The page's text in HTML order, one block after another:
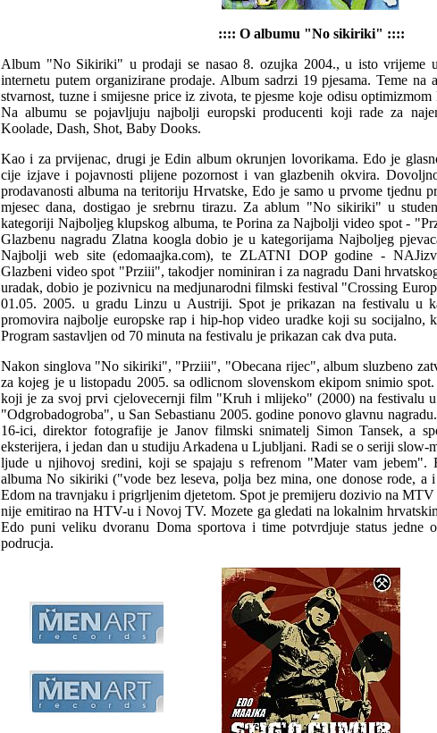
:::: O albumu "No sikiriki" ::::
Album "No Sikiriki" u prodaji se nasao 8. ozujka 2004., u isto vrijeme
internetu putem organizirane prodaje. Album sadrzi 19 pjesama. Teme na
stvarnost, tuzne i smijesne price iz zivota, te pjesme koje odisu
Na albumu se pojavljuju najbolji europski producenti koji rade za
Koolade, Dash, Shot, Baby Dooks.
Kao i za prvijenac, drugi je Edin album okrunjen lovorikama. Edo je
cije izjave i pojavnosti plijene pozornost i van glazbenih okvira.
prodavanosti albuma na teritoriju Hrvatske, Edo je samo u prvome tjednu
mjesec dana, dostigao je srebrnu tirazu. Za ablum "No sikiriki" u
kategoriji Najboljeg klupskog albuma, te Porina za Najbolji video spot -
Glazbenu nagradu Zlatna koogla dobio je u kategorijama Najboljeg
Najbolji web site (edomaajka.com), te ZLATNI DOP godine -
Glazbeni video spot "Prziii", takodjer nominiran i za nagradu Dani
uradak, dobio je pozivnicu na medjunarodni filmski festival "Crossing
01.05. 2005. u gradu Linzu u Austriji. Spot je prikazan na festivalu u
promovira najbolje europske rap i hip-hop video uradke koji su socijalno,
Program sastavljen od 70 minuta na festivalu je prikazan cak dva puta.
Nakon singlova "No sikiriki", "Prziii", "Obecana rijec", album sluzbeno
za kojeg je u listopadu 2005. sa odlicnom slovenskom ekipom snimio
koji je za svoj prvi cjelovecernji film "Kruh i mlijeko" (2000) na festivalu
"Odgrobadogroba", u San Sebastianu 2005. godine ponovo glavnu
16-ici, direktor fotografije je Janov filmski snimatelj Simon Tansek, a
eksterijera, i jedan dan u studiju Arkadena u Ljubljani. Radi se o seriji slow-
ljude u njihovoj sredini, koji se spajaju s refrenom "Mater vam jebem".
albuma No sikiriki ("vode bez leseva, polja bez mina, one donose rode,
Edom na travnjaku i prigrljenim djetetom. Spot je premijeru dozivio na
nije emitirao na HTV-u i Novoj TV. Mozete ga gledati na lokalnim
Edo puni veliku dvoranu Doma sportova i time potvrdjuje status jedne
podrucja.